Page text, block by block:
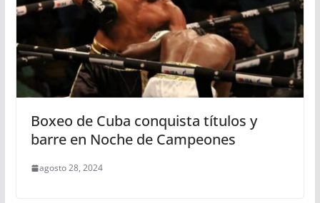
Boxeo de Cuba conquista títulos y
barre en Noche de Campeones
agosto 28, 2024